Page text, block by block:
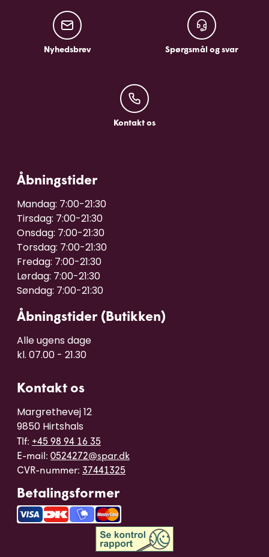
Nyhedsbrev
Nyhedsbrev
Spørgsmål og
Spørgsmål og svar
Kontakt os
Kontakt os
Åbningstider
Mandag: 7:00-21:30
Tirsdag: 7:00-21:30
Onsdag: 7:00-21:30
Torsdag: 7:00-21:30
Fredag: 7:00-21:30
Lørdag: 7:00-21:30
Åbningstider (Butikken)
Alle ugens dage
kl. 07.00 - 21.30
Kontakt os
Margrethevej 12
9850 Hirtshals
Tlf: +45 98 94 16 35
E-mail: 0524272@spar.dk
CVR-nummer: 37441325
Betalingsformer